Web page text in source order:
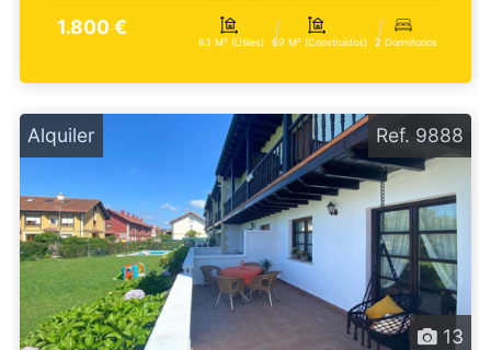
1.800 €
63 M² (útiles) 69 M² (construidos) 2 Dormitorios
Alquiler
13
Ref. 9888